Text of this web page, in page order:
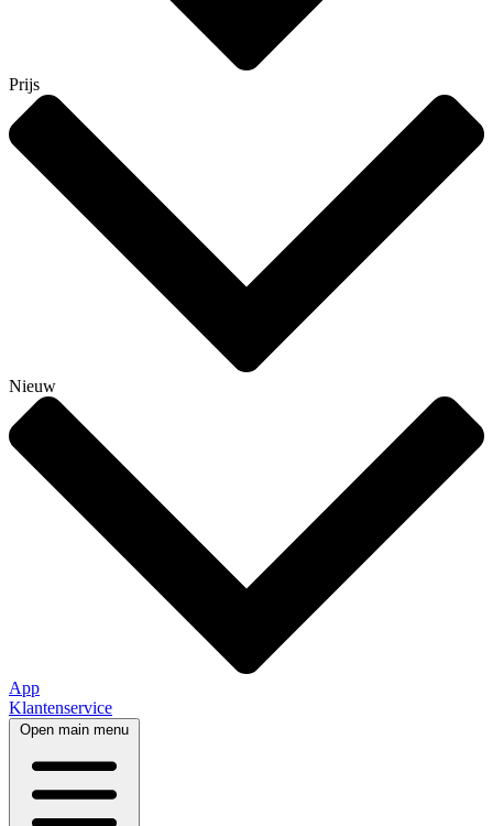
Prijs
Nieuw
App
Klantenservice
Open main menu